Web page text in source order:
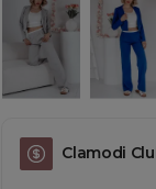
Clamodi